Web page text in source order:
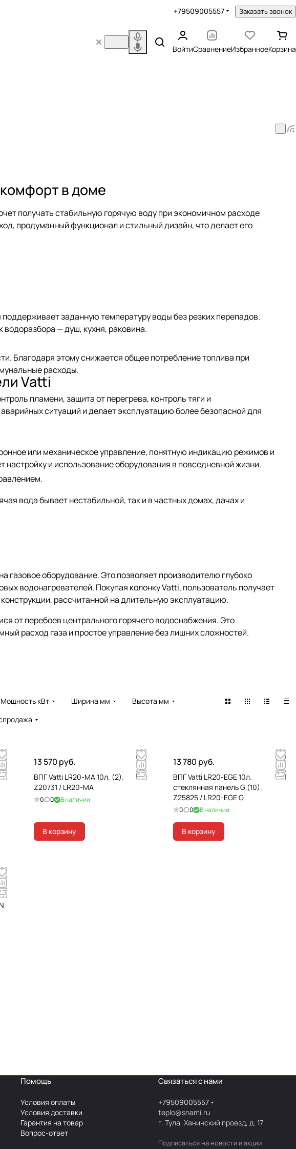
+79509005557 Заказать звонок
ВойтиСравнениеИзбранноеКорзина
в доме
получать стабильную горячую воду при экономичном расходе
продуманный функционал и стильный дизайн, что делает его
заданную температуру воды без резких перепадов.
— душ, кухня, раковина.
Благодаря этому снижается общее потребление топлива при
расходы.
пламени, защита от перегрева, контроль тяги и
ситуаций и делает эксплуатацию более безопасной для
или механическое управление, понятную индикацию режимов и
и использование оборудования в повседневной жизни.
Vatti
вода бывает нестабильной, так и в частных домах, дачах и
газовое оборудование. Это позволяет производителю глубоко
водонагревателей. Покупая колонку Vatti, пользователь получает
рассчитанной на длительную эксплуатацию.
от перебоев центрального горячего водоснабжения. Это
расход газа и простое управление без лишних сложностей.
Мощность кВт Ширина мм
Высота мм
13 570 руб.
ВПГ Vatti LR20-MA 10л. (2).
Z20731 / LR20-MA
0 0 В наличии
В корзину
13 780 руб.
ВПГ Vatti LR20-EGE 10л.
стеклянная панель G (10).
Z25825 / LR20-EGE G
0 0 В наличии
В корзину
Помощь
Условия оплаты
Условия доставки
Гарантия на товар
Вопрос-ответ
Связаться с нами
+79509005557
teplo@snami.ru
г. Тула, Ханинский проезд, д. 17
Подписаться на новости и акции